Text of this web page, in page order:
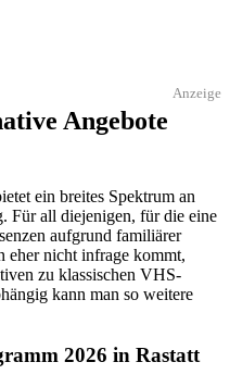
Anzeige
Angebote
ein breites Spektrum an
Für all diejenigen, für die eine
aufgrund familiärer
eher nicht infrage kommt,
zu klassischen VHS-
kann man so weitere
2026 in Rastatt